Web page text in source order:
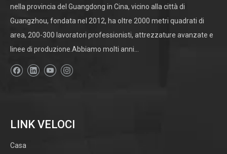
nella provincia del Guangdong in Cina, vicino alla città di
Guangzhou, fondata nel 2012, ha oltre 2000 metri quadrati di
area, 200-300 lavoratori professionisti, attrezzature avanzate e
linee di produzione.Abbiamo molti anni...
LINK VELOCI
Casa